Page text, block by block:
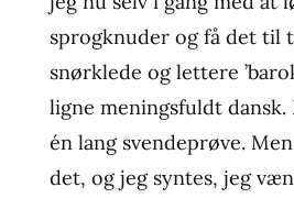
sprogknuder og få det til
snørklede og lettere
ligne meningsfuldt dansk.
én lang svendeprøve.
det, og jeg syntes, jeg